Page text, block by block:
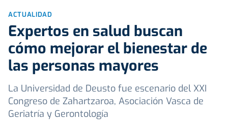
ACTUALIDAD
Expertos en salud buscan
cómo mejorar el bienestar de
las personas mayores
La Universidad de Deusto fue escenario del XXI
Congreso de Zahartzaroa, Asociación Vasca de
Geriatría y Gerontología